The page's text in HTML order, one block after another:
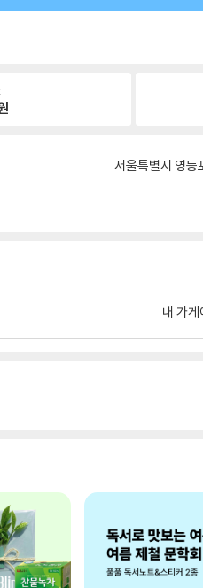
서울특별시 영등
내 가게